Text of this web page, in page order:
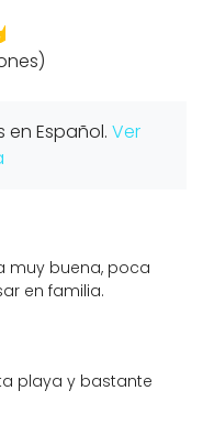
en Español. Ver
muy buena, poca
en familia.
playa y bastante